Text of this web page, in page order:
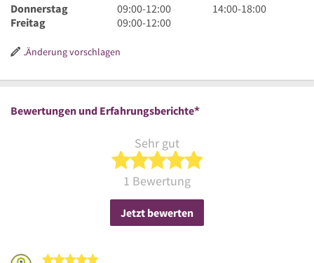
12
Uhr
18
bis
12
Uhr
bis
Uhr
Donnerstag
9
Uhr
12
09:00-12:00
14
14:00-18:00
Freitag
9
bis
Uhr
09:00-12:00
Änderung vorschlagen
Bewertungen und Erfahrungsberichte*
Sehr gut
5 von 5 Sternen
1 Bewertung
Jetzt bewerten